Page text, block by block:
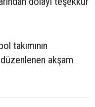
takımının
akşam